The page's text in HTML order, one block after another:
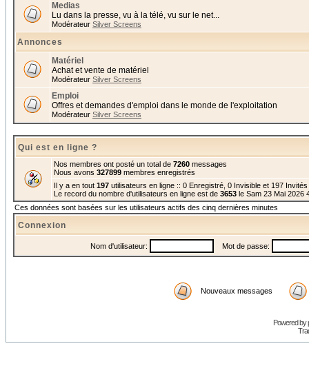
Medias
Lu dans la presse, vu à la télé, vu sur le net...
Modérateur Silver Screens
Annonces
Matériel
Achat et vente de matériel
Modérateur Silver Screens
Emploi
Offres et demandes d'emploi dans le monde de l'exploitation
Modérateur Silver Screens
Qui est en ligne ?
Nos membres ont posté un total de 7260 messages
Nous avons 327899 membres enregistrés
Il y a en tout 197 utilisateurs en ligne :: 0 Enregistré, 0 Invisible et 197
Le record du nombre d'utilisateurs en ligne est de 3653 le Sam 23 Mai 2026
Ces données sont basées sur les utilisateurs actifs des cinq dernières minutes
Connexion
Nom d'utilisateur: Mot de passe:
Nouveaux messages
Powered by